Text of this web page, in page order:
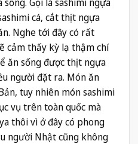
cá, cắt thịt ngựa
Nghe tới đây có rất
cảm thấy kỳ lạ thậm chí
ăn sống được thịt ngựa
người đặt ra. Món ăn
tuy nhiên món sashimi
vụ trên toàn quốc mà
thôi vì ở đây có phong
người Nhật cũng không